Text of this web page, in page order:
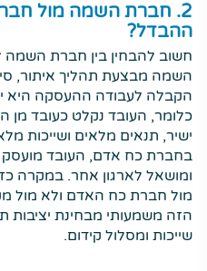
2. חברת השמה מול
ההבדל?
חשוב להבחין בין חברת
השמה מבצעת תהליך איתור,
הקבלה לעבודה ההעסקה היא
כלומר, העובד נקלט כעובד מן
ישיר, תנאים מלאים ושייכות
בחברת כח אדם, העובד
ומושאל לארגון אחר. במקרה
מול חברת כח האדם ולא מול
הזה משמעותי מבחינת יציבות
שייכות ומסלול קידום.